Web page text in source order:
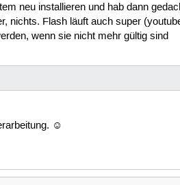
neu installieren und hab dann
nichts. Flash läuft auch super
wenn sie nicht mehr gültig sind
☺